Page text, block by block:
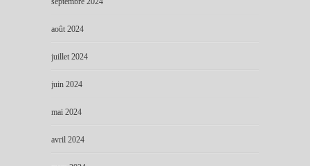
août 2024
juillet 2024
juin 2024
mai 2024
avril 2024